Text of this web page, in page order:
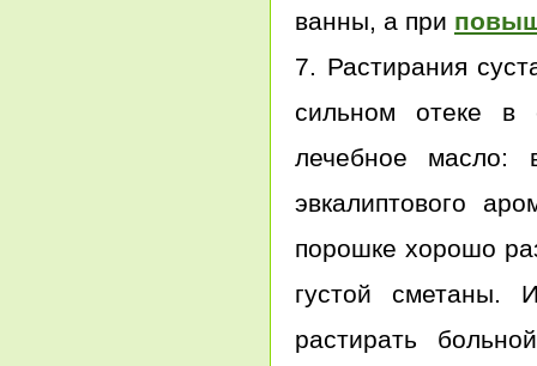
ванны, а при
7. Растирания
сильном отеке в
лечебное
эвкалиптового
порошке хорошо
густой сметаны.
растирать